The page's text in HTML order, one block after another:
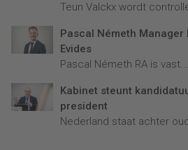
Teun Valckx wordt
Pascal Németh Manager
Evides
Pascal Németh RA is vast...
Kabinet steunt
president
Nederland staat achter